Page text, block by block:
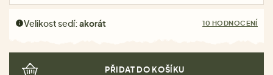
Velikost sedí:akorát 10 HODNOCENÍ
PŘIDAT DO KOŠÍKU